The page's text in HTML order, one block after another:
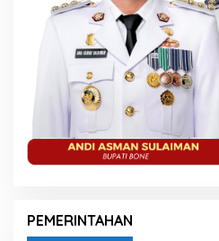
PEMERINTAHAN